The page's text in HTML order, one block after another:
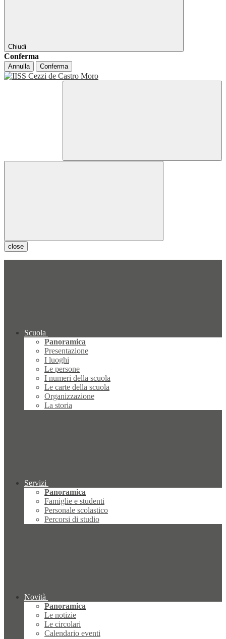
Chiudi
Conferma
Annulla Conferma
close
Scuola
Panoramica
Presentazione
I luoghi
Le persone
I numeri della scuola
Le carte della scuola
Organizzazione
La storia
Servizi
Panoramica
Famiglie e studenti
Personale scolastico
Percorsi di studio
Novità
Panoramica
Le notizie
Le circolari
Calendario eventi